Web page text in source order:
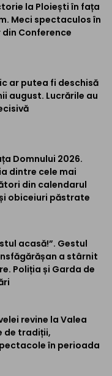
la Ploiești în fața
Meci spectaculos în
Conference
ar putea fi deschisă
august. Lucrările au
Domnului 2026.
dintre cele mai
din calendarul
obiceiuri păstrate
acasă!”. Gestul
a stârnit
Poliția și Garda de
revine la Valea
de tradiții,
în perioada